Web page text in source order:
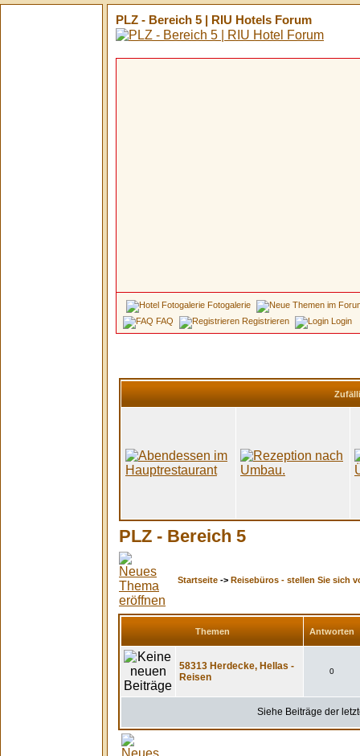
PLZ - Bereich 5 | RIU Hotels Forum
Fotogalerie
FAQ
Registrieren Login
PLZ - Bereich 5
Startseite -> Reisebüros - stellen Sie sich
Themen Antworten
58313 Herdecke, Hellas -
Reisen
0
Siehe Beiträge der